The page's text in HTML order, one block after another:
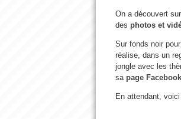
On a découvert
des photos et
Sur fonds noir
réalise, dans un
jongle avec les
sa page Facebook
En attendant,